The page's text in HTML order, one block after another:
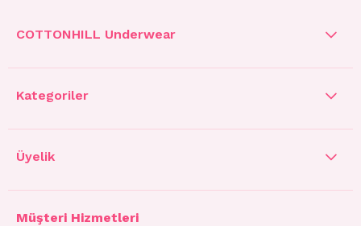
COTTONHILL Underwear
Kategoriler
Üyelik
Müşteri Hizmetleri